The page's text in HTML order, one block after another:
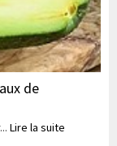
de
Lire la suite